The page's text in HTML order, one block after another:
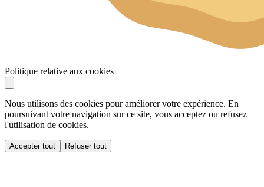
Politique relative aux cookies
Nous utilisons des cookies pour améliorer votre expérience. En
poursuivant votre navigation sur ce site, vous acceptez ou refusez
l'utilisation de cookies.
Accepter tout Refuser tout